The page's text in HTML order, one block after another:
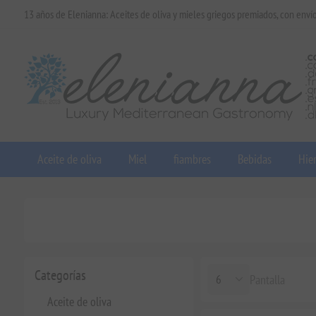
13 años de Elenianna: Aceites de oliva y mieles griegos premiados, con
Aceite de oliva Miel fiambres Bebidas
Categorías
Aceite de oliva